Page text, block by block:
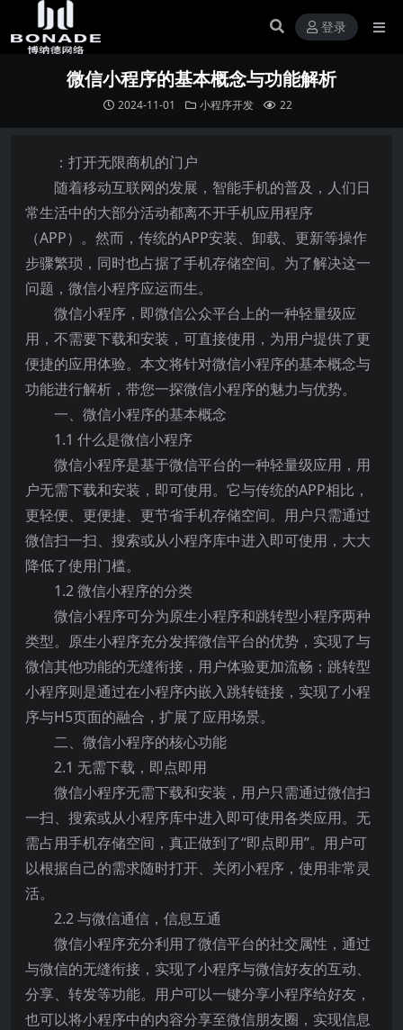
登录
微信小程序的基本概念与功能解析
2024-11-01 小程序开发 22
：打开无限商机的门户
随着移动互联网的发展，智能手机的普及，人们日
常生活中的大部分活动都离不开手机应用程序
（APP）。然而，传统的APP安装、卸载、更新等操作
步骤繁琐，同时也占据了手机存储空间。为了解决这一
问题，微信小程序应运而生。
微信小程序，即微信公众平台上的一种轻量级应
用，不需要下载和安装，可直接使用，为用户提供了更
便捷的应用体验。本文将针对微信小程序的基本概念与
功能进行解析，带您一探微信小程序的魅力与优势。
一、微信小程序的基本概念
1.1 什么是微信小程序
微信小程序是基于微信平台的一种轻量级应用，用
户无需下载和安装，即可使用。它与传统的APP相比，
更轻便、更便捷、更节省手机存储空间。用户只需通过
微信扫一扫、搜索或从小程序库中进入即可使用，大大
降低了使用门槛。
1.2 微信小程序的分类
微信小程序可分为原生小程序和跳转型小程序两种
类型。原生小程序充分发挥微信平台的优势，实现了与
微信其他功能的无缝衔接，用户体验更加流畅；跳转型
小程序则是通过在小程序内嵌入跳转链接，实现了小程
序与H5页面的融合，扩展了应用场景。
二、微信小程序的核心功能
2.1 无需下载，即点即用
微信小程序无需下载和安装，用户只需通过微信扫
一扫、搜索或从小程序库中进入即可使用各类应用。无
需占用手机存储空间，真正做到了“即点即用”。用户可
以根据自己的需求随时打开、关闭小程序，使用非常灵
活。
2.2 与微信通信，信息互通
微信小程序充分利用了微信平台的社交属性，通过
与微信的无缝衔接，实现了小程序与微信好友的互动、
分享、转发等功能。用户可以一键分享小程序给好友，
也可以将小程序中的内容分享至微信朋友圈，实现信息